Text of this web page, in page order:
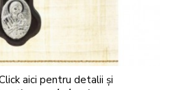
aici pentru detalii și